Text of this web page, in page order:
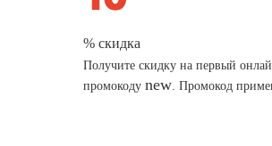
% скидка
Получите скидку на первый
промокодуnew. Промокод